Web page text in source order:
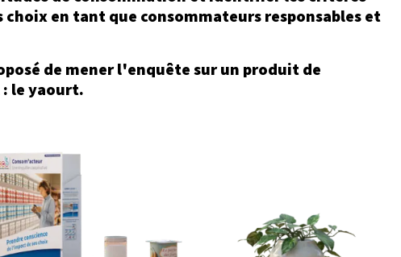
en tant que consommateurs responsables et
de mener l'enquête sur un produit de
le yaourt.